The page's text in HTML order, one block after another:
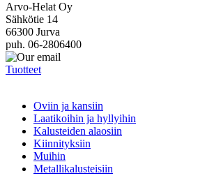
Arvo-Helat Oy
Sähkötie 14
66300 Jurva
puh. 06-2806400
Tuotteet
Oviin ja kansiin
Laatikoihin ja hyllyihin
Kalusteiden alaosiin
Kiinnityksiin
Muihin
Metallikalusteisiin